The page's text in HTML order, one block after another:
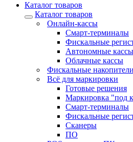
Каталог товаров
Каталог товаров
Онлайн-кассы
Смарт-терминалы
Фискальные
Автономные кассы
Облачные кассы
Фискальные накопители
Всё для маркировки
Готовые решения
Маркировка "под
Смарт-терминалы
Фискальные
Сканеры
ПО